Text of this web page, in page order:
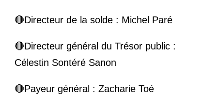
🔴Directeur de la solde : Michel Paré
🔴Directeur général du Trésor public :
Célestin Sontéré Sanon
🔴Payeur général : Zacharie Toé